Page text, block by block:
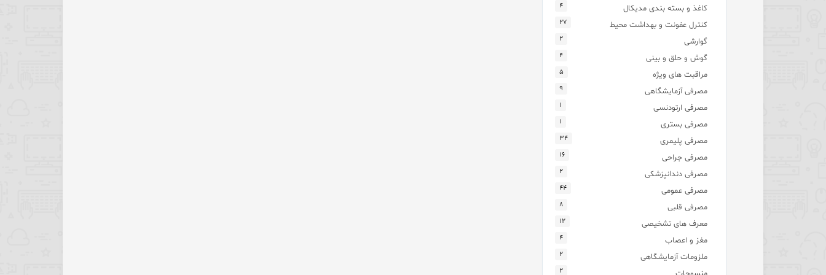
کاغذ و بسته بندی مدیکال ۴
کنترل عفونت و بهداشت محیط ۲۷
گوارشی ۲
گوش و حلق و بینی ۴
مراقبت های ویژه ۵
مصرفی آزمایشگاهی ۹
مصرفی ارتودنسی ۱
مصرفی بستری ۱
مصرفی پلیمری ۳۴
مصرفی جراحی ۱۶
مصرفی دندانپزشکی ۲
مصرفی عمومی ۴۴
مصرفی قلبی ۸
معرف های تشخیصی ۱۲
مغز و اعصاب ۴
ملزومات آزمایشگاهی ۲
۲